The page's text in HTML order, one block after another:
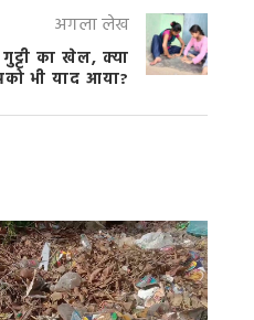
अगला लेख
का खेल, क्या
भी याद आया?